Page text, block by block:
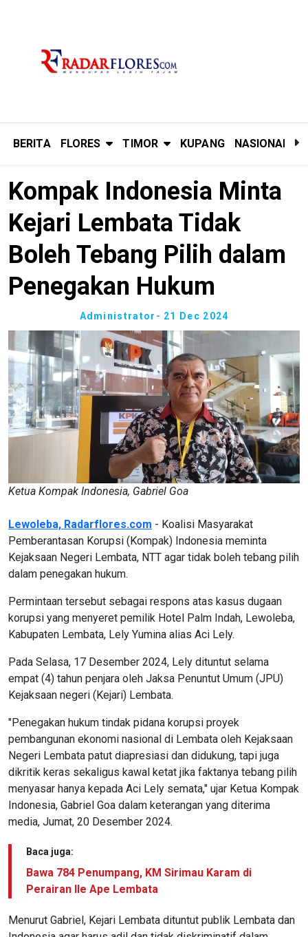
BERITA FLORES TIMOR KUPANG NASIONAL
Kompak Indonesia Minta
Kejari Lembata Tidak
Boleh Tebang Pilih dalam
Penegakan Hukum
Administrator - 21 Dec 2024
Ketua Kompak Indonesia, Gabriel Goa
Lewoleba, Radarflores.com - Koalisi Masyarakat
Pemberantasan Korupsi (Kompak) Indonesia meminta
Kejaksaan Negeri Lembata, NTT agar tidak boleh tebang pilih
dalam penegakan hukum.
Permintaan tersebut sebagai respons atas kasus dugaan
korupsi yang menyeret pemilik Hotel Palm Indah, Lewoleba,
Kabupaten Lembata, Lely Yumina alias Aci Lely.
Pada Selasa, 17 Desember 2024, Lely dituntut selama
empat (4) tahun penjara oleh Jaksa Penuntut Umum (JPU)
Kejaksaan negeri (Kejari) Lembata.
"Penegakan hukum tindak pidana korupsi proyek
pembangunan ekonomi nasional di Lembata oleh Kejaksaan
Negeri Lembata patut diapresiasi dan didukung, tapi juga
dikritik keras sekaligus kawal ketat jika faktanya tebang pilih
menyasar hanya kepada Aci Lely semata," ujar Ketua Kompak
Indonesia, Gabriel Goa dalam keterangan yang diterima
media, Jumat, 20 Desember 2024.
Baca juga:
Bawa 784 Penumpang, KM Sirimau Karam di
Perairan Ile Ape Lembata
Menurut Gabriel, Kejari Lembata dituntut publik Lembata dan